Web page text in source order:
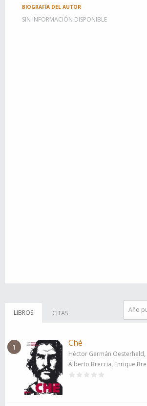
BIOGRAFÍA DEL AUTOR
SIN INFORMACIÓN DISPONIBLE
LIBROS CITAS Año
1 Ché
Héctor Germán Oesterheld,
Alberto Breccia, Enrique